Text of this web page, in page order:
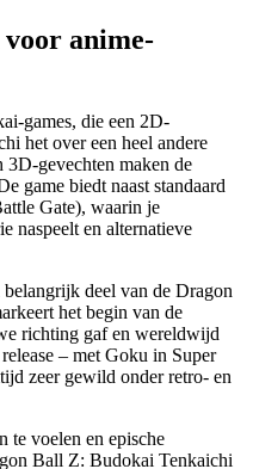
voor anime-
games, die een 2D-
het over een heel andere
3D-gevechten maken de
game biedt naast standaard
Gate), waarin je
naspeelt en alternatieve
belangrijk deel van de Dragon
het begin van de
richting gaf en wereldwijd
– met Goku in Super
zeer gewild onder retro- en
te voelen en epische
Ball Z: Budokai Tenkaichi